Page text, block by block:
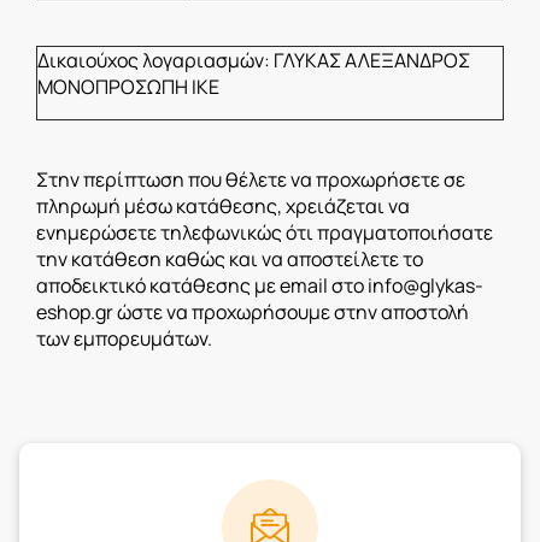
Δικαιούχος λογαριασμών: ΓΛΥΚΑΣ ΑΛΕΞΑΝΔΡΟΣ
ΜΟΝΟΠΡΟΣΩΠΗ ΙΚΕ
Στην περίπτωση που θέλετε να προχωρήσετε σε
πληρωμή μέσω κατάθεσης, χρειάζεται να
ενημερώσετε τηλεφωνικώς ότι πραγματοποιήσατε
την κατάθεση καθώς και να αποστείλετε το
αποδεικτικό κατάθεσης με email στοinfo@glykas-
eshop.grώστε να προχωρήσουμε στην αποστολή
των εμπορευμάτων.